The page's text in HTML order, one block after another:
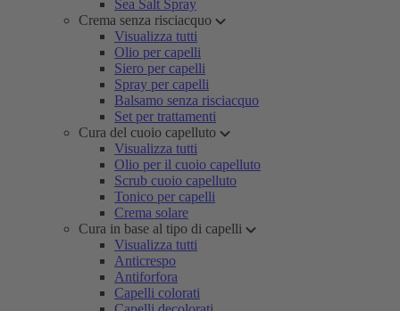
Sea Salt Spray
Crema senza risciacquo
Visualizza tutti
Olio per capelli
Siero per capelli
Spray per capelli
Balsamo senza risciacquo
Set per trattamenti
Cura del cuoio capelluto
Visualizza tutti
Olio per il cuoio capelluto
Scrub cuoio capelluto
Tonico per capelli
Crema solare
Cura in base al tipo di capelli
Visualizza tutti
Anticrespo
Antiforfora
Capelli colorati